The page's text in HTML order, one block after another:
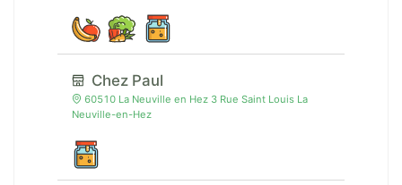
Chez Paul
60510 La Neuville en Hez 3 Rue Saint Louis La
Neuville-en-Hez